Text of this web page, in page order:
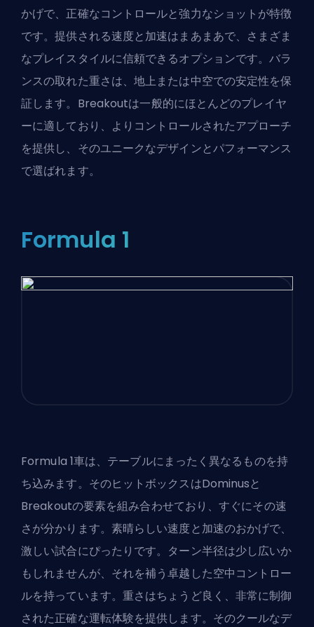
かげで、正確なコントロールと強力なショットが特徴
です。提供される速度と加速はまあまあで、さまざま
なプレイスタイルに信頼できるオプションです。バラ
ンスの取れた重さは、地上または中空での安定性を保
証します。Breakoutは一般的にほとんどのプレイヤ
ーに適しており、よりコントロールされたアプローチ
を提供し、そのユニークなデザインとパフォーマンス
で選ばれます。
Formula 1
Formula 1車は、テーブルにまったく異なるものを持
ち込みます。そのヒットボックスはDominusと
Breakoutの要素を組み合わせており、すぐにその速
さが分かります。素晴らしい速度と加速のおかげで、
激しい試合にぴったりです。ターン半径は少し広いか
もしれませんが、それを補う卓越した空中コントロー
ルを持っています。重さはちょうど良く、非常に制御
された正確な運転体験を提供します。そのクールなデ